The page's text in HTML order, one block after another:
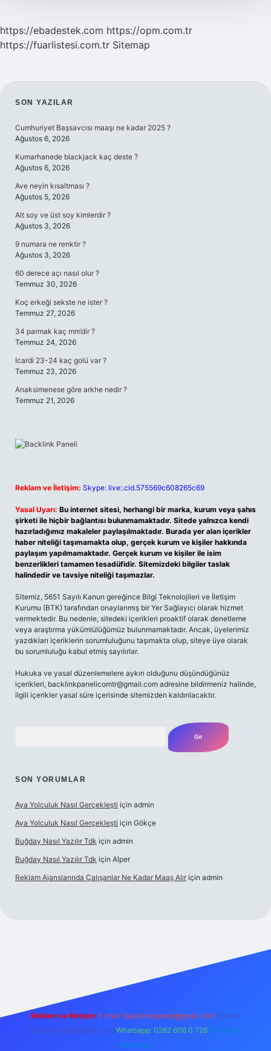
https://ebadestek.com https://opm.com.tr
https://fuarlistesi.com.tr Sitemap
SIDEBAR
SON YAZILAR
Cumhuriyet Başsavcısı maaşı ne kadar 2025 ?
Ağustos 6, 2026
Kumarhanede blackjack kaç deste ?
Ağustos 6, 2026
Ave neyin kısaltması ?
Ağustos 5, 2026
Alt soy ve üst soy kimlerdir ?
Ağustos 3, 2026
9 numara ne renktir ?
Ağustos 3, 2026
60 derece açı nasıl olur ?
Temmuz 30, 2026
Koç erkeği sekste ne ister ?
Temmuz 27, 2026
34 parmak kaç mm’dir ?
Temmuz 24, 2026
Icardi 23-24 kaç golü var ?
Temmuz 23, 2026
Anaksimenese göre arkhe nedir ?
Temmuz 21, 2026
Reklam ve İletişim: Skype: live:.cid.575569c608265c69
Yasal Uyarı: Bu internet sitesi, herhangi bir marka, kurum veya şahıs
şirketi ile hiçbir bağlantısı bulunmamaktadır. Sitede yalnızca kendi
hazırladığımız makaleler paylaşılmaktadır. Burada yer alan içerikler
haber niteliği taşımamakta olup, gerçek kurum ve kişiler hakkında
paylaşım yapılmamaktadır. Gerçek kurum ve kişiler ile isim
benzerlikleri tamamen tesadüfidir. Sitemizdeki bilgiler taslak
halindedir ve tavsiye niteliği taşımazlar.
Sitemiz, 5651 Sayılı Kanun gereğince Bilgi Teknolojileri ve İletişim
Kurumu (BTK) tarafından onaylanmış bir Yer Sağlayıcı olarak hizmet
vermektedir. Bu nedenle, sitedeki içerikleri proaktif olarak denetleme
veya araştırma yükümlülüğümüz bulunmamaktadır. Ancak, üyelerimiz
yazdıkları içeriklerin sorumluluğunu taşımakta olup, siteye üye olarak
bu sorumluluğu kabul etmiş sayılırlar.
Hukuka ve yasal düzenlemelere aykırı olduğunu düşündüğünüz
içerikleri, backlinkpanelicomtr@gmail.com adresine bildirmeniz halinde,
ilgili içerikler yasal süre içerisinde sitemizden kaldırılacaktır.
SON YORUMLAR
Aya Yolculuk Nasıl Gerçekleşti için admin
Aya Yolculuk Nasıl Gerçekleşti için Gökçe
Buğday Nasıl Yazılır Tdk için admin
Buğday Nasıl Yazılır Tdk için Alper
Reklam Ajanslarında Çalışanlar Ne Kadar Maaş Alır için admin
Reklam ve İletişim: E-mail: backlinkpaneli@gmail.com Teams:
forumhizmeti@gmail.com Whatsapp: 0262 606 0 726 Telegram:
@karabul